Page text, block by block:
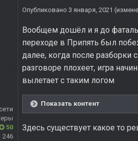
50
246
Опубликовано 3 января, 2021
Вообщем дошёл и я до
переходе в Припять был
далее, когда после
разговоре плохеет, игра
вылетает с таким логом
Показать контент
Здесь существует какое то